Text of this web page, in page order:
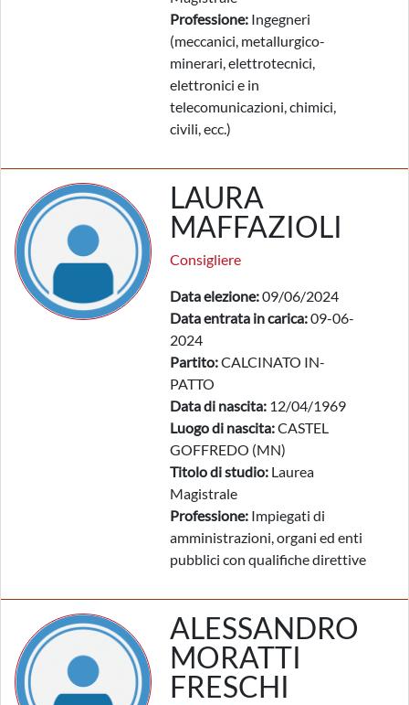
Professione: Ingegneri
(meccanici, metallurgico-
minerari, elettrotecnici,
elettronici e in
telecomunicazioni, chimici,
civili, ecc.)
LAURA
MAFFAZIOLI
Consigliere
Data elezione:09/06/2024
Data entrata in carica:09-06-
2024
Partito:CALCINATO IN-
PATTO
Data di nascita: 12/04/1969
Luogo di nascita:CASTEL
GOFFREDO (MN)
Titolo di studio: Laurea
Magistrale
Professione: Impiegati di
amministrazioni, organi ed enti
pubblici con qualifiche direttive
ALESSANDRO
MORATTI
FRESCHI